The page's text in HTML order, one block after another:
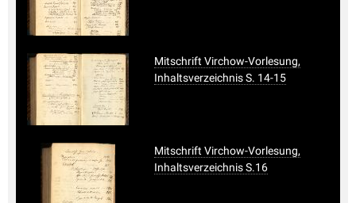
Mitschrift Virchow-Vorlesung,
Inhaltsverzeichnis S. 14-15
Mitschrift Virchow-Vorlesung,
Inhaltsverzeichnis S.16